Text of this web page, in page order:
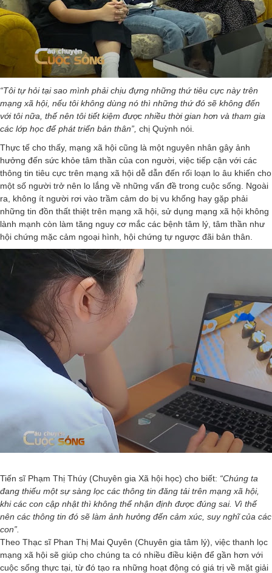
“Tôi tự hỏi tại sao mình phải chịu đựng những thứ tiêu cực này trên
mạng xã hội, nếu tôi không dùng nó thì những thứ đó sẽ không đến
với tôi nữa, thế nên tôi tiết kiệm được nhiều thời gian hơn và tham gia
các lớp học để phát triển bản thân”, chị Quỳnh nói.
Thực tế cho thấy, mạng xã hội cũng là một nguyên nhân gây ảnh
hưởng đến sức khỏe tâm thần của con người, việc tiếp cận với các
thông tin tiêu cực trên mạng xã hội dễ dẫn đến rối loạn lo âu khiến cho
một số người trở nên lo lắng về những vấn đề trong cuộc sống. Ngoài
ra, không ít người rơi vào trầm cảm do bị vu khống hay gặp phải
những tin đồn thất thiệt trên mạng xã hội, sử dụng mạng xã hội không
lành mạnh còn làm tăng nguy cơ mắc các bệnh tâm lý, tâm thần như
hội chứng mặc cảm ngoại hình, hội chứng tự ngược đãi bản thân.
Tiến sĩ Phạm Thị Thúy (Chuyên gia Xã hội học) cho biết: “Chúng ta
đang thiếu một sự sàng lọc các thông tin đăng tải trên mạng xã hội,
khi các con cập nhật thì không thể nhận định được đúng sai. Vì thế
nên các thông tin đó sẽ làm ảnh hưởng đến cảm xúc, suy nghĩ của các
con”.
Theo Thạc sĩ Phan Thị Mai Quyên (Chuyên gia tâm lý), việc thanh lọc
mạng xã hội sẽ giúp cho chúng ta có nhiều điều kiện để gần hơn với
cuộc sống thực tại, từ đó tạo ra những hoạt động có giá trị về mặt giải